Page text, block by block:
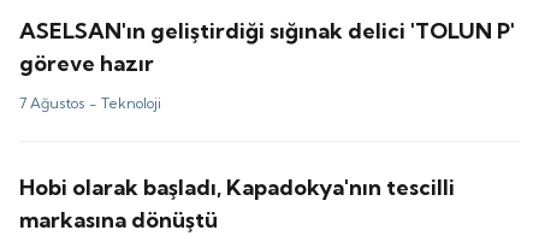
ASELSAN'ın geliştirdiği sığınak delici 'TOLUN P'
göreve hazır
7 Ağustos -Teknoloji
Hobi olarak başladı, Kapadokya'nın tescilli
markasına dönüştü